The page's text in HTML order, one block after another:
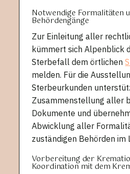
Notwendige Formalitäten
Behördengänge
Zur Einleitung aller
kümmert sich Alpenblick
Sterbefall dem örtlichen
melden. Für die
Sterbeurkunden
Zusammenstellung aller
Dokumente und
Abwicklung aller
zuständigen Behörden im
Vorbereitung der
Koordination mit dem